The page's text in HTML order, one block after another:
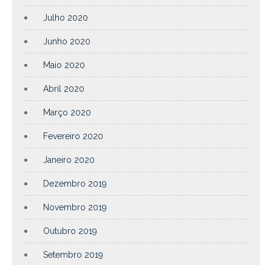
Julho 2020
Junho 2020
Maio 2020
Abril 2020
Março 2020
Fevereiro 2020
Janeiro 2020
Dezembro 2019
Novembro 2019
Outubro 2019
Setembro 2019